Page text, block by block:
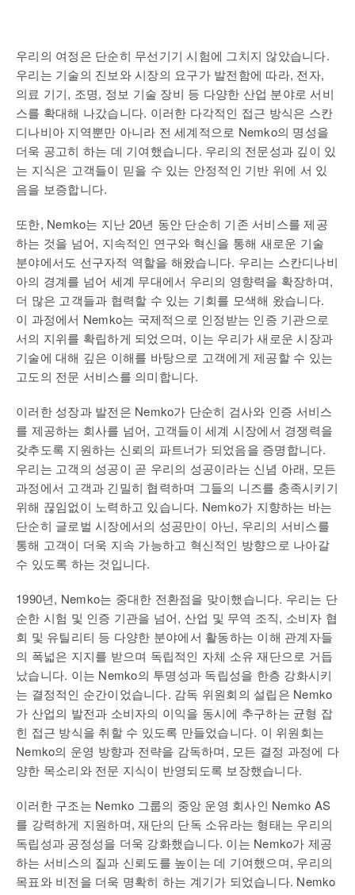
우리의 여정은 단순히 무선기기 시험에 그치지 않았습니다.
우리는 기술의 진보와 시장의 요구가 발전함에 따라, 전자,
의료 기기, 조명, 정보 기술 장비 등 다양한 산업 분야로 서비
스를 확대해 나갔습니다. 이러한 다각적인 접근 방식은 스칸
디나비아 지역뿐만 아니라 전 세계적으로 Nemko의 명성을
더욱 공고히 하는 데 기여했습니다. 우리의 전문성과 깊이 있
는 지식은 고객들이 믿을 수 있는 안정적인 기반 위에 서 있
음을 보증합니다.
또한, Nemko는 지난 20년 동안 단순히 기존 서비스를 제공
하는 것을 넘어, 지속적인 연구와 혁신을 통해 새로운 기술
분야에서도 선구자적 역할을 해왔습니다. 우리는 스칸디나비
아의 경계를 넘어 세계 무대에서 우리의 영향력을 확장하며,
더 많은 고객들과 협력할 수 있는 기회를 모색해 왔습니다.
이 과정에서 Nemko는 국제적으로 인정받는 인증 기관으로
서의 지위를 확립하게 되었으며, 이는 우리가 새로운 시장과
기술에 대해 깊은 이해를 바탕으로 고객에게 제공할 수 있는
고도의 전문 서비스를 의미합니다.
이러한 성장과 발전은 Nemko가 단순히 검사와 인증 서비스
를 제공하는 회사를 넘어, 고객들이 세계 시장에서 경쟁력을
갖추도록 지원하는 신뢰의 파트너가 되었음을 증명합니다.
우리는 고객의 성공이 곧 우리의 성공이라는 신념 아래, 모든
과정에서 고객과 긴밀히 협력하며 그들의 니즈를 충족시키기
위해 끊임없이 노력하고 있습니다. Nemko가 지향하는 바는
단순히 글로벌 시장에서의 성공만이 아닌, 우리의 서비스를
통해 고객이 더욱 지속 가능하고 혁신적인 방향으로 나아갈
수 있도록 하는 것입니다.
1990년, Nemko는 중대한 전환점을 맞이했습니다. 우리는 단
순한 시험 및 인증 기관을 넘어, 산업 및 무역 조직, 소비자 협
회 및 유틸리티 등 다양한 분야에서 활동하는 이해 관계자들
의 폭넓은 지지를 받으며 독립적인 자체 소유 재단으로 거듭
났습니다. 이는 Nemko의 투명성과 독립성을 한층 강화시키
는 결정적인 순간이었습니다. 감독 위원회의 설립은 Nemko
가 산업의 발전과 소비자의 이익을 동시에 추구하는 균형 잡
힌 접근 방식을 취할 수 있도록 만들었습니다. 이 위원회는
Nemko의 운영 방향과 전략을 감독하며, 모든 결정 과정에 다
양한 목소리와 전문 지식이 반영되도록 보장했습니다.
이러한 구조는 Nemko 그룹의 중앙 운영 회사인 Nemko AS
를 강력하게 지원하며, 재단의 단독 소유라는 형태는 우리의
독립성과 공정성을 더욱 강화했습니다. 이는 Nemko가 제공
하는 서비스의 질과 신뢰도를 높이는 데 기여했으며, 우리의
목표와 비전을 더욱 명확히 하는 계기가 되었습니다. Nemko